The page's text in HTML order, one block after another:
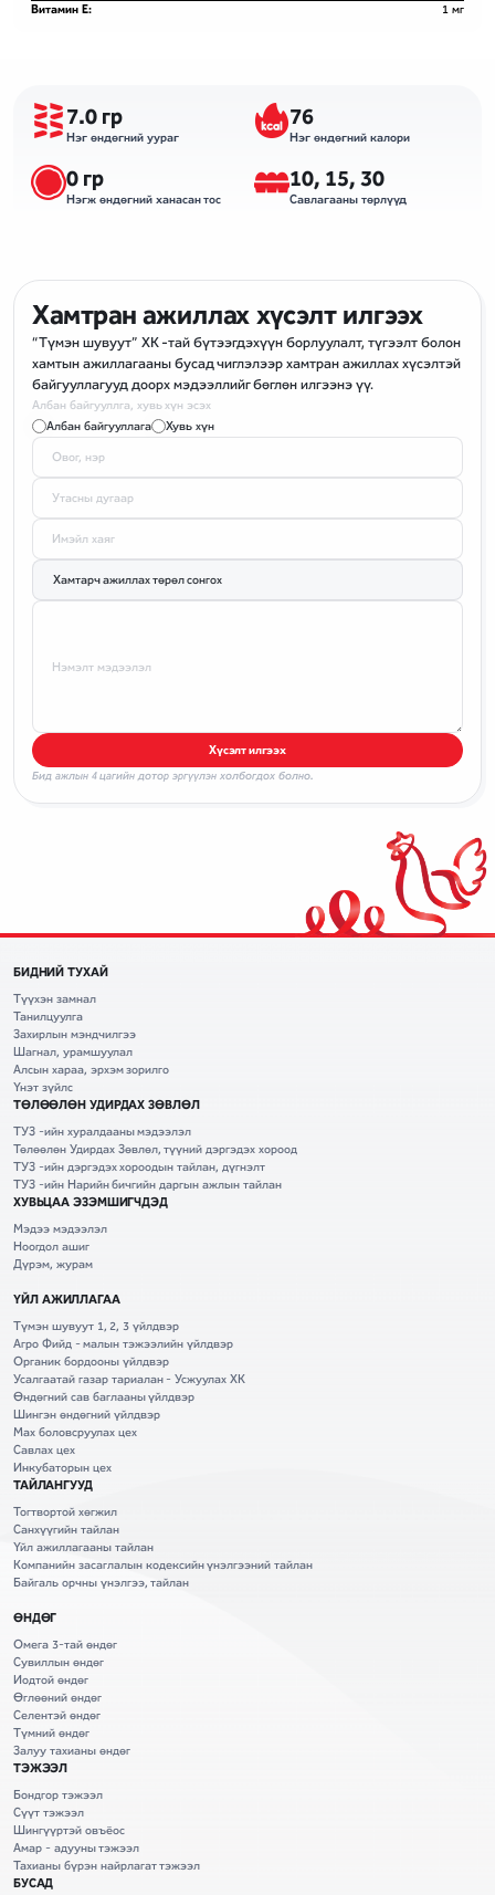
Витамин E:
1 мг
7.0 гр
Нэг өндөгний уураг
76
Нэг өндөгний калори
0 гр
Нэгж өндөгний ханасан тос
10, 15, 30
Савлагааны төрлүүд
Хамтран ажиллах хүсэлт илгээх
“Түмэн шувуут” ХК -тай бүтээгдэхүүн борлуулалт, түгээлт болон
хамтын ажиллагааны бусад чиглэлээр хамтран ажиллах хүсэлтэй
байгууллагууд доорх мэдээллийг бөглөн илгээнэ үү.
Албан байгууллга, хувь хүн эсэх
Албан байгууллага
Хувь хүн
Овог, нэр
Утасны дугаар
Имэйл хаяг
Нэмэлт мэдээлэл
Хүсэлт илгээх
Бид ажлын 4 цагийн дотор эргүүлэн холбогдох болно.
БИДНИЙ ТУХАЙ
Түүхэн замнал
Танилцуулга
Захирлын мэндчилгээ
Шагнал, урамшуулал
Алсын хараа, эрхэм зорилго
Үнэт зүйлс
ТӨЛӨӨЛӨН УДИРДАХ ЗӨВЛӨЛ
ТУЗ -ийн хуралдааны мэдээлэл
Төлөөлөн Удирдах Зөвлөл, түүний дэргэдэх хороод
ТУЗ -ийн дэргэдэх хороодын тайлан, дүгнэлт
ТУЗ -ийн Нарийн бичгийн даргын ажлын тайлан
ХУВЬЦАА ЭЗЭМШИГЧДЭД
Мэдээ мэдээлэл
Ноогдол ашиг
Дүрэм, журам
ҮЙЛ АЖИЛЛАГАА
Түмэн шувуут 1, 2, 3 үйлдвэр
Агро Фийд - малын тэжээлийн үйлдвэр
Органик бордооны үйлдвэр
Усалгаатай газар тариалан - Усжуулах ХК
Өндөгний сав баглааны үйлдвэр
Шингэн өндөгний үйлдвэр
Мах боловсруулах цех
Савлах цех
Инкубаторын цех
ТАЙЛАНГУУД
Тогтвортой хөгжил
Санхүүгийн тайлан
Үйл ажиллагааны тайлан
Компанийн засаглалын кодексийн үнэлгээний тайлан
Байгаль орчны үнэлгээ, тайлан
ӨНДӨГ
Омега 3-тай өндөг
Сувиллын өндөг
Иодтой өндөг
Өглөөний өндөг
Селентэй өндөг
Түмний өндөг
Залуу тахианы өндөг
ТЭЖЭЭЛ
Бондгор тэжээл
Сүүт тэжээл
Шингүүртэй овъёос
Амар - адууны тэжээл
Тахианы бүрэн найрлагат тэжээл
БУСАД